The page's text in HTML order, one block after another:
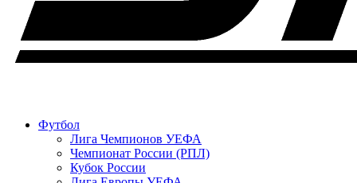
Футбол
Лига Чемпионов УЕФА
Чемпионат России (РПЛ)
Кубок России